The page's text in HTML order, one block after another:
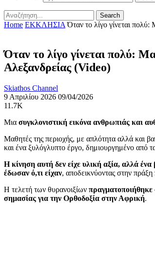
Home ΕΚΚΛΗΣΙΑ Όταν το λίγο γίνεται
Όταν το λίγο γίνεται πολύ:
Αλεξανδρείας (Video)
Skiathos Channel
9 Απριλίου 2026 09/04/2026
11.7K
Μια συγκλονιστική εικόνα ανθρωπιάς και
Μαθητές της περιοχής, με απλότητα αλλά και
και ένα ξυλόγλυπτο έργο, δημιουργημένο από τα
Η κίνηση αυτή δεν είχε υλική αξία, αλλά
έδωσαν ό,τι είχαν, αποδεικνύοντας στην
Η τελετή των θυρανοιξίων πραγματοποιήθηκε
σημασίας για την Ορθοδοξία στην Αφρική.